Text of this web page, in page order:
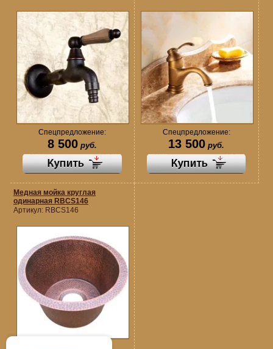
Спецпредложение:
8 500руб.
Спецпредложение:
13 500 руб.
Медная мойка круглая
одинарная RBCS146
Артикул: RBCS146